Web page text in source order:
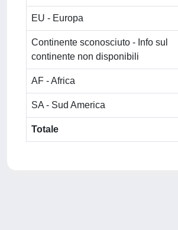
EU - Europa
Continente sconosciuto - Info sul
continente non disponibili
AF - Africa
SA - Sud America
Totale